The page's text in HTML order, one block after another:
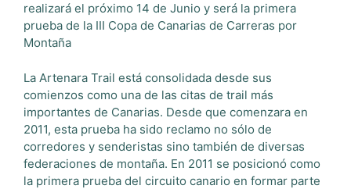
realizará el próximo 14 de Junio y será la primera
prueba de la III Copa de Canarias de Carreras por
Montaña
La Artenara Trail está consolidada desde sus
comienzos como una de las citas de trail más
importantes de Canarias. Desde que comenzara en
2011, esta prueba ha sido reclamo no sólo de
corredores y senderistas sino también de diversas
federaciones de montaña. En 2011 se posicionó como
la primera prueba del circuito canario en formar parte